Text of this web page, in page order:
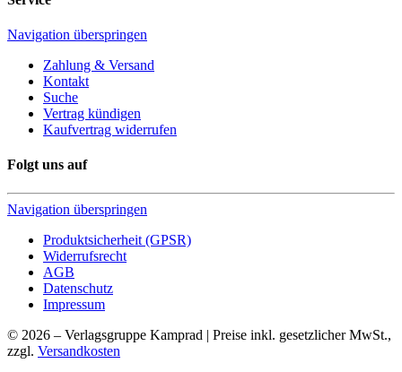
Navigation überspringen
Zahlung & Versand
Kontakt
Suche
Vertrag kündigen
Kaufvertrag widerrufen
Folgt uns auf
Navigation überspringen
Produktsicherheit (GPSR)
Widerrufsrecht
AGB
Datenschutz
Impressum
© 2026 – Verlagsgruppe Kamprad | Preise inkl. gesetzlicher MwSt.,
zzgl. Versandkosten